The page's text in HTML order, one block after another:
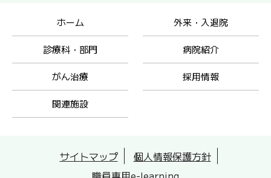
ホーム 外来・入退院
診療科・部門 病院紹介
がん治療 採用情報
関連施設
サイトマップ
個人情報保護方針